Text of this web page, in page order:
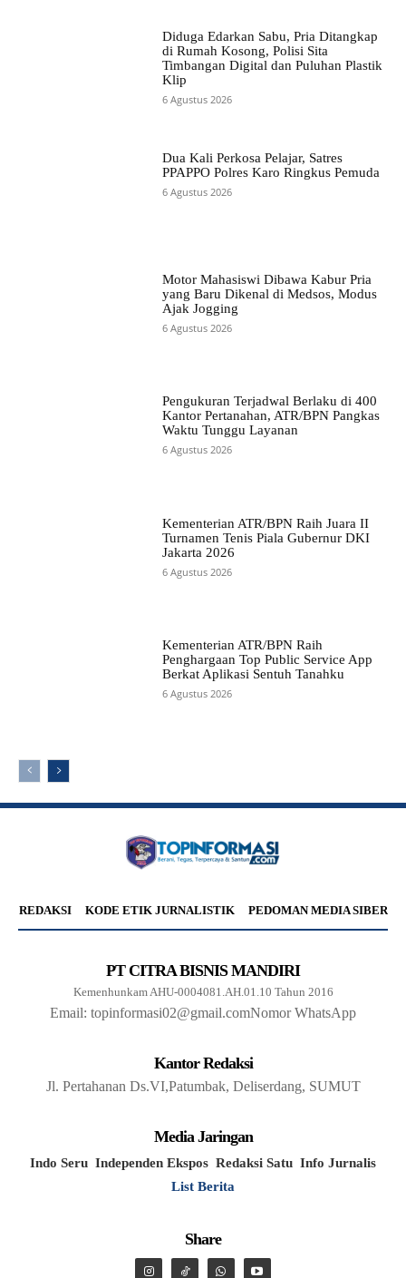
Diduga Edarkan Sabu, Pria Ditangkap
di Rumah Kosong, Polisi Sita
Timbangan Digital dan Puluhan Plastik
Klip
6 Agustus 2026
Dua Kali Perkosa Pelajar, Satres
PPAPPO Polres Karo Ringkus Pemuda
6 Agustus 2026
Motor Mahasiswi Dibawa Kabur Pria
yang Baru Dikenal di Medsos, Modus
Ajak Jogging
6 Agustus 2026
Pengukuran Terjadwal Berlaku di 400
Kantor Pertanahan, ATR/BPN Pangkas
Waktu Tunggu Layanan
6 Agustus 2026
Kementerian ATR/BPN Raih Juara II
Turnamen Tenis Piala Gubernur DKI
Jakarta 2026
6 Agustus 2026
Kementerian ATR/BPN Raih
Penghargaan Top Public Service App
Berkat Aplikasi Sentuh Tanahku
6 Agustus 2026
REDAKSI KODE ETIK JURNALISTIK PEDOMAN MEDIA SIBER
PT CITRA BISNIS MANDIRI
Kemenhunkam AHU-0004081.AH.01.10 Tahun 2016
Email: topinformasi02@gmail.comNomor WhatsApp
Kantor Redaksi
Jl. Pertahanan Ds.VI,Patumbak, Deliserdang, SUMUT
Media Jaringan
Indo Seru Independen Ekspos Redaksi Satu Info Jurnalis
List Berita
Share